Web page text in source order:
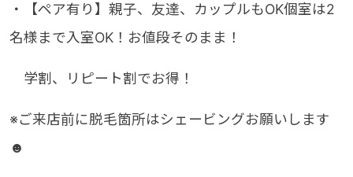
・【ペア有り】親子、友達、カップルもOK個室は2
名様まで入室OK！お値段そのまま！
学割、リピート割でお得！
※ご来店前に脱毛箇所はシェービングお願いします
☻